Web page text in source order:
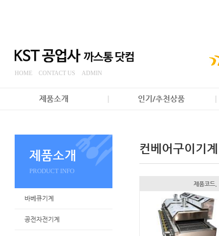
HOME CONTACT US ADMIN
제품소개 인기/추천상품
제품소개
PRODUCT INFO
바베큐기계
공전자전기계
컨베어구이기계
제품코드.